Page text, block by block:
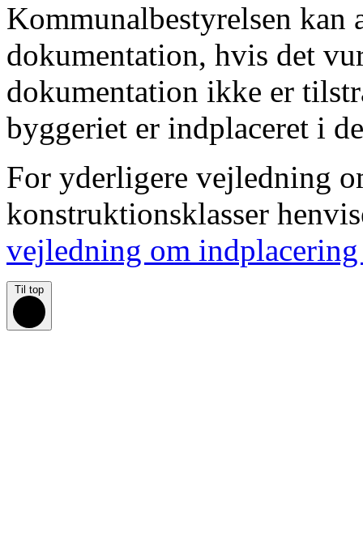
Kommunalbestyrelsen kan
dokumentation, hvis det
dokumentation ikke er
byggeriet er indplaceret i
For yderligere vejledning
konstruktionsklasser
vejledning om
Til top